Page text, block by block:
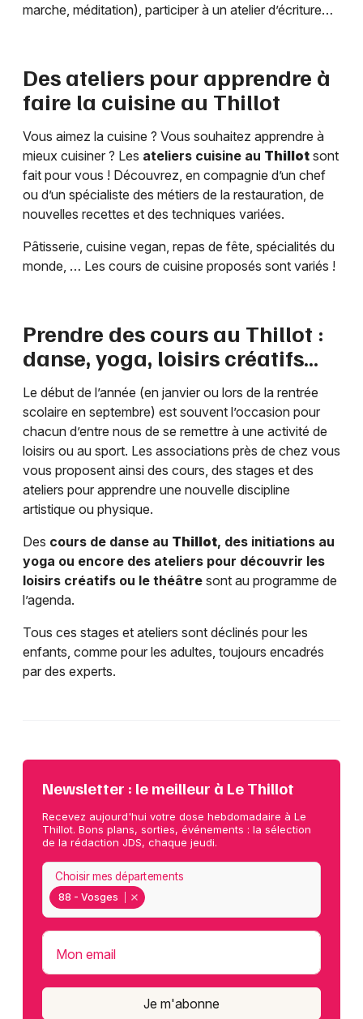
marche, méditation), participer à un atelier d’écriture…
Des ateliers pour apprendre à
faire la cuisine au Thillot
Vous aimez la cuisine ? Vous souhaitez apprendre à
mieux cuisiner ? Les ateliers cuisine au Thillot sont
fait pour vous ! Découvrez, en compagnie d’un chef
ou d’un spécialiste des métiers de la restauration, de
nouvelles recettes et des techniques variées.
Pâtisserie, cuisine vegan, repas de fête, spécialités du
monde, … Les cours de cuisine proposés sont variés !
Prendre des cours au Thillot :
danse, yoga, loisirs créatifs…
Le début de l’année (en janvier ou lors de la rentrée
scolaire en septembre) est souvent l’occasion pour
chacun d’entre nous de se remettre à une activité de
loisirs ou au sport. Les associations près de chez vous
vous proposent ainsi des cours, des stages et des
ateliers pour apprendre une nouvelle discipline
artistique ou physique.
Des cours de danse au Thillot, des initiations au
yoga ou encore des ateliers pour découvrir les
loisirs créatifs ou le théâtre sont au programme de
l’agenda.
Tous ces stages et ateliers sont déclinés pour les
enfants, comme pour les adultes, toujours encadrés
par des experts.
Newsletter : le meilleur à Le Thillot
Recevez aujourd'hui votre dose hebdomadaire à Le
Thillot. Bons plans, sorties, événements : la sélection
de la rédaction JDS, chaque jeudi.
88 - Vosges
Choisir mes départements
Mon email
Je m'abonne